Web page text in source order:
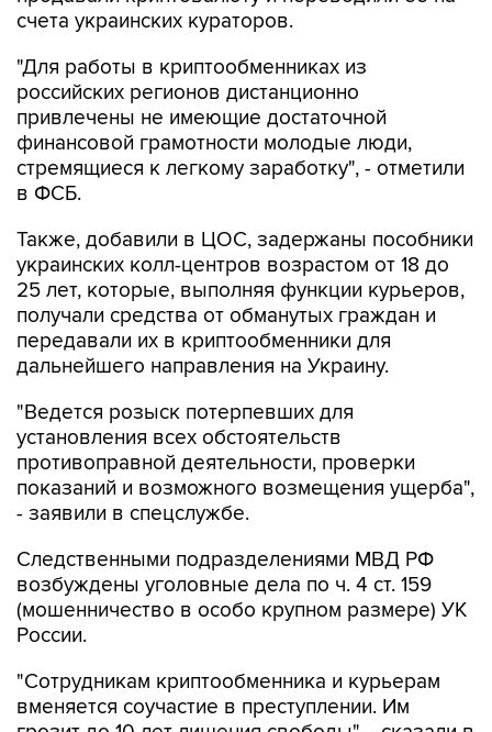
счета украинских кураторов.
"Для работы в криптообменниках из
российских регионов дистанционно
привлечены не имеющие достаточной
финансовой грамотности молодые люди,
стремящиеся к легкому заработку", - отметили
в ФСБ.
Также, добавили в ЦОС, задержаны пособники
украинских колл-центров возрастом от 18 до
25 лет, которые, выполняя функции курьеров,
получали средства от обманутых граждан и
передавали их в криптообменники для
дальнейшего направления на Украину.
"Ведется розыск потерпевших для
установления всех обстоятельств
противоправной деятельности, проверки
показаний и возможного возмещения ущерба",
- заявили в спецслужбе.
Следственными подразделениями МВД РФ
возбуждены уголовные дела по ч. 4 ст. 159
(мошенничество в особо крупном размере) УК
России.
"Сотрудникам криптообменника и курьерам
вменяется соучастие в преступлении. Им